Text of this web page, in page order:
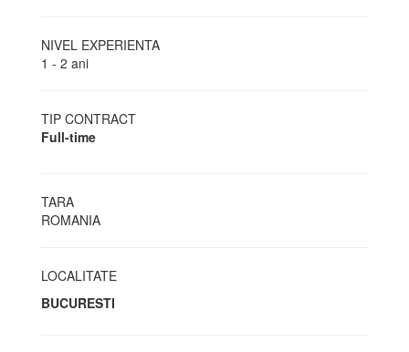
NIVEL EXPERIENTA
1 - 2 ani
TIP CONTRACT
Full-time
TARA
ROMANIA
LOCALITATE
BUCURESTI